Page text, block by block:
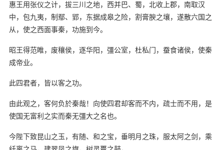
惠王用张仪之计，拔三川之地，西并巴、蜀，北收上郡，南取汉
中，包九夷，制鄢、郢，东据成皋之险，割膏腴之壤，遂散六国之
从，使之西面事秦，功施到今。
昭王得范睢，废穰侯，逐华阳，彊公室，杜私门，蚕食诸侯，使秦
成帝业。
此四君者，皆以客之功。
由此观之，客何负於秦哉！向使四君却客而不内，疏士而不用，是
使国无富利之实而秦无彊大之名也。
今陛下致昆山之玉，有随、和之宝，垂明月之珠，服太阿之剑，乘